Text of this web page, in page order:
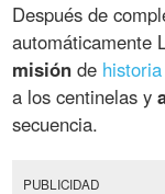
Después de
automáticamente
misión de historia
a los centinelas y
secuencia.
PUBLICIDAD